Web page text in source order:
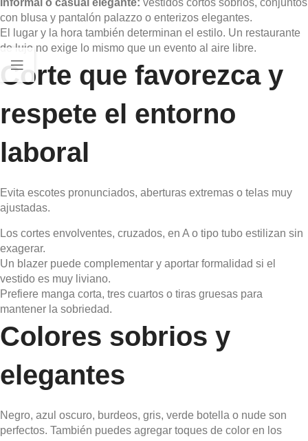
Informal o casual elegante: vestidos cortos sobrios, conjuntos
con blusa y pantalón palazzo o enterizos elegantes.
El lugar y la hora también determinan el estilo. Un restaurante
de lujo no exige lo mismo que un evento al aire libre.
Corte que favorezca y
respete el entorno
laboral
Evita escotes pronunciados, aberturas extremas o telas muy
ajustadas.
Los cortes envolventes, cruzados, en A o tipo tubo estilizan sin
exagerar.
Un blazer puede complementar y aportar formalidad si el
vestido es muy liviano.
Prefiere manga corta, tres cuartos o tiras gruesas para
mantener la sobriedad.
Colores sobrios y
elegantes
Negro, azul oscuro, burdeos, gris, verde botella o nude son
perfectos. También puedes agregar toques de color en los